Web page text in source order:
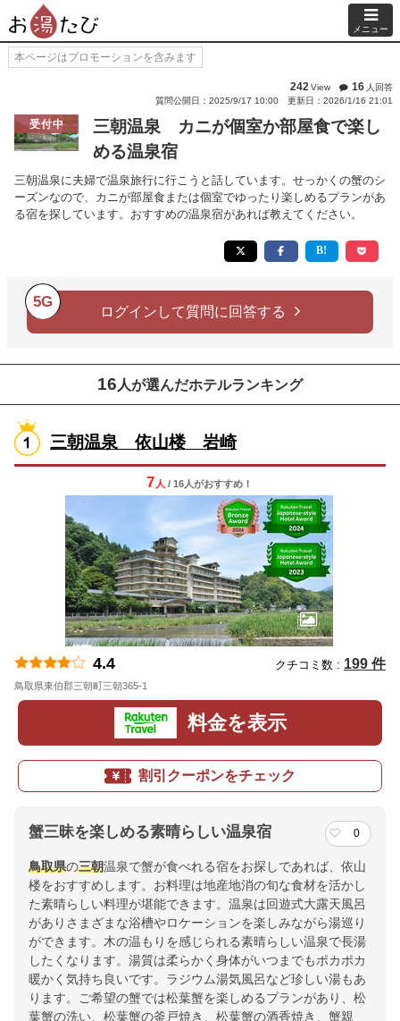
メニュー
本ページはプロモーションを含みます
242View 16 人回答
質問公開日：2025/9/17 10:00
更新日：2026/1/16 21:01
受付中
三朝温泉 カニが個室か部屋食で楽し
める温泉宿
三朝温泉に夫婦で温泉旅行に行こうと話しています。せっかくの蟹のシ
ーズンなので、カニが部屋食または個室でゆったり楽しめるプランがあ
る宿を探しています。おすすめの温泉宿があれば教えてください。
5G
ログインして質問に回答する
16 人が選んだホテルランキング
三朝温泉 依山楼 岩崎
7 人 / 16人がおすすめ！
4.4 クチコミ数 : 199 件
鳥取県東伯郡三朝町三朝365-1
料金を表示
割引クーポンをチェック
蟹三昧を楽しめる素晴らしい温泉宿 0
鳥取県の三朝温泉で蟹が食べれる宿をお探しであれば、依山
楼をおすすめします。お料理は地産地消の旬な食材を活かし
た素晴らしい料理が堪能できます。温泉は回遊式大露天風呂
がありさまざまな浴槽やロケーションを楽しみながら湯巡り
ができます。木の温もりを感じられる素晴らしい温泉で長湯
したくなります。湯質は柔らかく身体がいつまでもポカポカ
暖かく気持ち良いです。ラジウム湯気風呂など珍しい湯もあ
ります。ご希望の蟹では松葉蟹を楽しめるプランがあり、松
葉蟹の洗い、松葉蟹の釜戸焼き、松葉蟹の酒香焼き、蟹親